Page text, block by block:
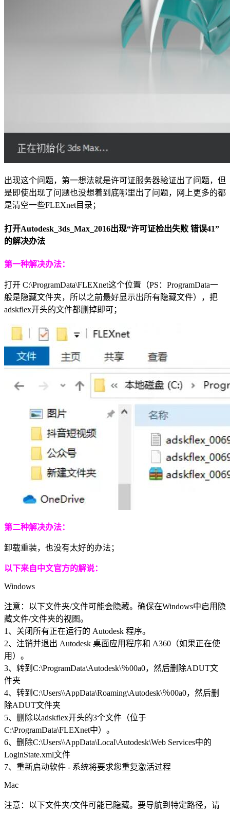
出现这个问题，第一想法就是许可证服务器验证出了问题，但
是即使出现了问题也没想着到底哪里出了问题，网上更多的都
是清空一些FLEXnet目录；
打开Autodesk_3ds_Max_2016出现“许可证检出失败 错误41”
的解决办法
第一种解决办法：
打开 C:\ProgramData\FLEXnet这个位置（PS：ProgramData一
般是隐藏文件夹，所以之前最好显示出所有隐藏文件），把
adskflex开头的文件都删掉即可；
第二种解决办法：
卸载重装，也没有太好的办法；
以下来自中文官方的解说：
Windows
注意：以下文件夹/文件可能会隐藏。确保在Windows中启用隐
藏文件/文件夹的视图。
1、关闭所有正在运行的 Autodesk 程序。
2、注销并退出 Autodesk 桌面应用程序和 A360（如果正在使
用）。
3、转到C:\ProgramData\Autodesk\％00a0，然后删除ADUT文
件夹
4、转到C:\Users\\AppData\Roaming\Autodesk\％00a0，然后删
除ADUT文件夹
5、删除以adskflex开头的3个文件（位于
C:\ProgramData\FLEXnet中）。
6、删除C:\Users\\AppData\Local\Autodesk\Web Services中的
LoginState.xml文件
7、重新启动软件 - 系统将要求您重复激活过程
Mac
注意：以下文件夹/文件可能已隐藏。要导航到特定路径，请